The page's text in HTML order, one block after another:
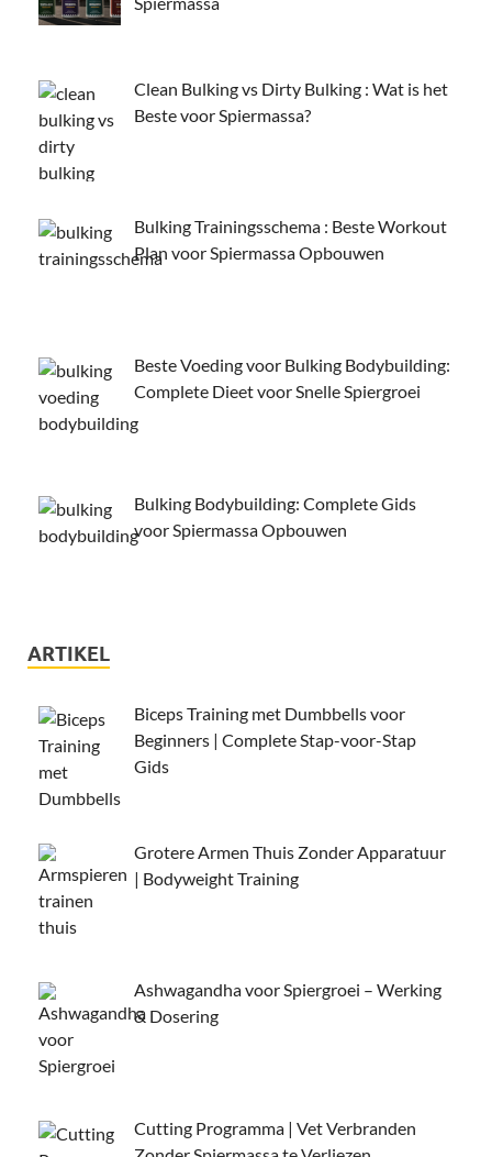
Clean Bulking vs Dirty Bulking : Wat is het
Beste voor Spiermassa?
Bulking Trainingsschema : Beste Workout
Plan voor Spiermassa Opbouwen
Beste Voeding voor Bulking Bodybuilding:
Complete Dieet voor Snelle Spiergroei
Bulking Bodybuilding: Complete Gids
voor Spiermassa Opbouwen
ARTIKEL
Biceps Training met Dumbbells voor
Beginners | Complete Stap-voor-Stap
Gids
Grotere Armen Thuis Zonder Apparatuur
| Bodyweight Training
Ashwagandha voor Spiergroei – Werking
& Dosering
Cutting Programma | Vet Verbranden